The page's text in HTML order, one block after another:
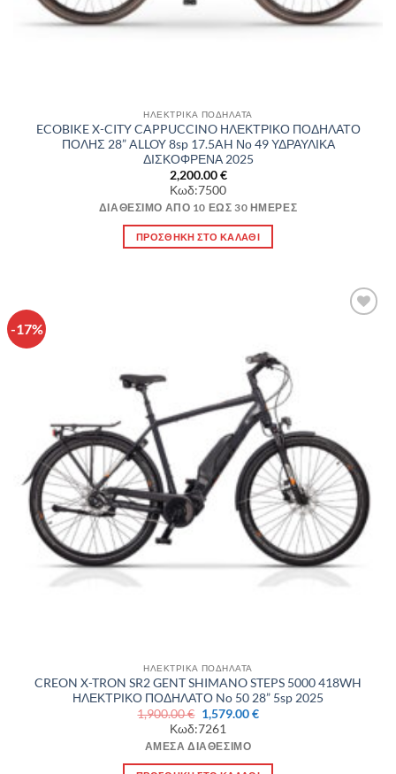
ΗΛΕΚΤΡΙΚΑ ΠΟΔΗΛΑΤΑ
ECOBIKE X-CITY CAPPUCCINO ΗΛΕΚΤΡΙΚΟ ΠΟΔΗΛΑΤΟ
ΠΟΛΗΣ 28” ALLOY 8sp 17.5AH Νο 49 ΥΔΡΑΥΛΙΚΑ
ΔΙΣΚΟΦΡΕΝΑ 2025
2,200.00€
Κωδ:7500
ΔΙΑΘΈΣΙΜΟ ΑΠΌ 10 ΈΩΣ 30 ΗΜΈΡΕΣ
ΠΡΟΣΘΉΚΗ ΣΤΟ ΚΑΛΆΘΙ
-17%
ΗΛΕΚΤΡΙΚΑ ΠΟΔΗΛΑΤΑ
CREON X-TRON SR2 GENT SHIMANO STEPS 5000 418WH
ΗΛΕΚΤΡΙΚΟ ΠΟΔΗΛΑΤΟ No 50 28” 5sp 2025
1,900.00€ Original
price
was:
1,900.00 €.
1,579.00€Η
Κωδ:7261
ΆΜΕΣΑ ΔΙΑΘΈΣΙΜΟ